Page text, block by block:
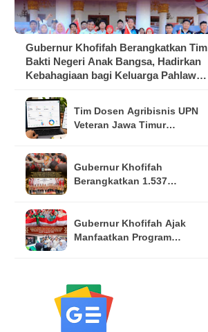
Gubernur Khofifah Berangkatkan Tim
Bakti Negeri Anak Bangsa, Hadirkan
Kebahagiaan bagi Keluarga Pahlawan
Tim Dosen Agribisnis UPN
Veteran Jawa Timur
Kelompok Tani dan UMKM
Gubernur Khofifah
Berangkatkan 1.537
Pesankan Semangat
Persaudaraan
Gubernur Khofifah Ajak
Manfaatkan Program
Malang